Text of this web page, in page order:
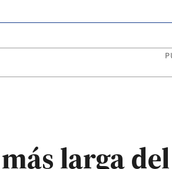
larga